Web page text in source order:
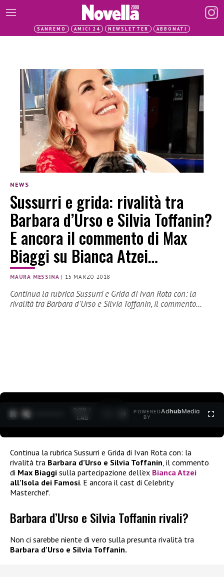
SANREMO AMICI 24 NEWSLETTER ABBONATI
NEWS
Sussurri e grida: rivalità tra
Barbara d’Urso e Silvia Toffanin?
E ancora il commento di Max
Biaggi su Bianca Atzei…
MAURA MESSINA | 15 MARZO 2018
Continua la rubrica Sussurri e Grida di Ivan Rota con: la
rivalità tra Barbara d’Urso e Silvia Toffanin, il commento…
0:30 /
1:40
POWERED
BY
AdhubMedia
Continua la rubrica Sussurri e Grida di Ivan Rota con: la
rivalità tra Barbara d’Urso e Silvia Toffanin , il commento
di Max Biaggi sulla partecipazione dell’ex Bianca Atzei
all’Isola dei Famosi. E ancora il cast di Celebrity
Masterchef.
Barbara d’Urso e Silvia Toffanin rivali?
Non ci sarebbe niente di vero sulla presunta rivalità tra
Barbara d’Urso e Silvia Toffanin.